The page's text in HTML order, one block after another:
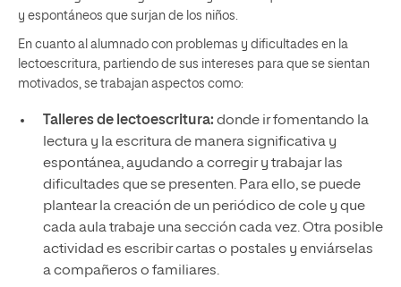
y espontáneos que surjan de los niños.
En cuanto al alumnado con problemas y dificultades en la
lectoescritura, partiendo de sus intereses para que se sientan
motivados, se trabajan aspectos como:
Talleres de lectoescritura: donde ir fomentando la
lectura y la escritura de manera significativa y
espontánea, ayudando a corregir y trabajar las
dificultades que se presenten. Para ello, se puede
plantear la creación de un periódico de cole y que
cada aula trabaje una sección cada vez. Otra posible
actividad es escribir cartas o postales y enviárselas
a compañeros o familiares.